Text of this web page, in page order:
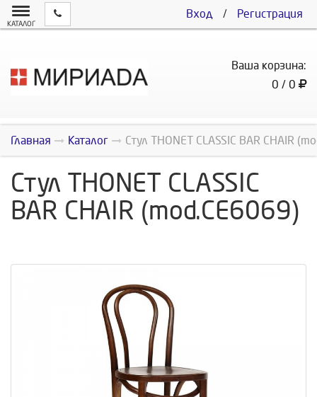
Вход / Регистрация
КАТАЛОГ
Ваша корзина:
0 / 0
Главная Каталог Стул THONET CLASSIC BAR CHAIR
Стул THONET CLASSIC
BAR CHAIR (mod.СE6069)